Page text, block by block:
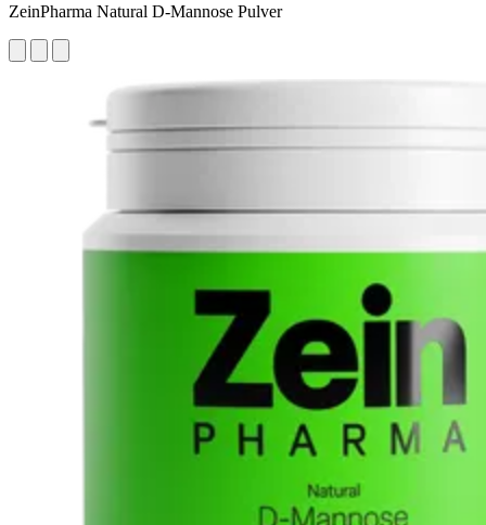
ZeinPharma Natural D-Mannose Pulver